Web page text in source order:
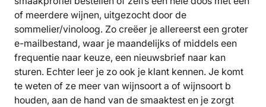
of meerdere wijnen, uitgezocht door de
sommelier/vinoloog. Zo creëer je allereerst een groter
e-mailbestand, waar je maandelijks of middels een
frequentie naar keuze, een nieuwsbrief naar kan
sturen. Echter leer je zo ook je klant kennen. Je komt
te weten of ze meer van wijnsoort a of wijnsoort b
houden, aan de hand van de smaaktest en je zorgt